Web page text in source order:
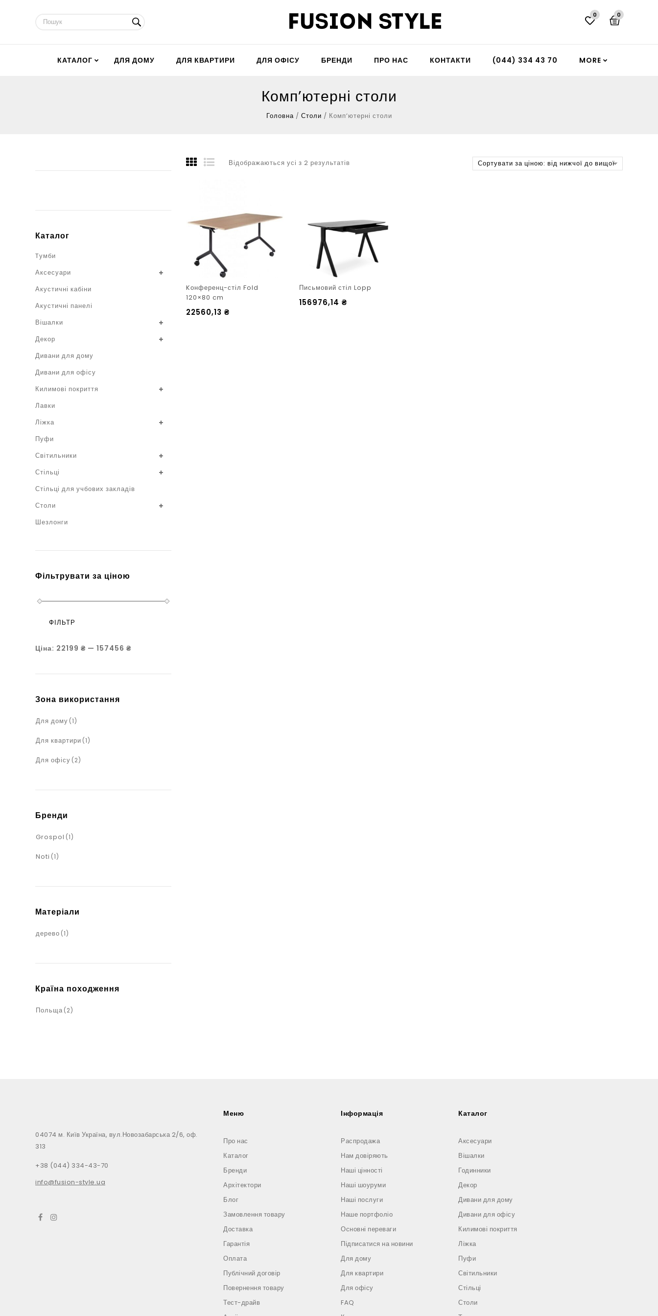
0 0
КАТАЛОГ ДЛЯ ДОМУ ДЛЯ КВАРТИРИ ДЛЯ ОФІСУ БРЕНДИ ПРО НАС КОНТАКТИ (044) 334 43 70 MORE
Комп’ютерні столи
Головна/ Столи / Комп’ютерні столи
Відображаються усі з 2 результатів Сортувати за ціною: від нижчої до вищої
Kонференц-стіл Fold
120×80 cm
22560,13 ₴
Письмовий стіл Lopp
156976,14 ₴
Каталог
Tумби
Аксесуари
Акустичні кабіни
Акустичні панелі
Вішалки
Декор
Дивани для дому
Дивани для офісу
Килимові покриття
Лавки
Ліжка
Пуфи
Світильники
Стільці
Стільці для учбових закладів
Столи
Шезлонги
Фільтрувати за ціною
ФІЛЬТР
Ціна: 22199 ₴ — 157456 ₴
Зона використання
Для дому (1)
Для квартири (1)
Для офісу (2)
Бренди
Grospol (1)
Noti (1)
Матеріали
дерево (1)
Країна походження
Польща(2)
04074 м. Київ Україна, вул.Новозабарська 2/6, оф.
313
+38 (044) 334-43-70
info@fusion-style.ua
Меню
Про нас
Каталог
Бренди
Архітектори
Блог
Замовлення товару
Доставка
Гарантія
Оплата
Публічний договір
Повернення товару
Тест-драйв
Інформація
Распродажа
Нам довіряють
Наші цінності
Наші шоуруми
Наші послуги
Наше портфоліо
Основні переваги
Підписатися на новини
Для дому
Для квартири
Для офісу
FAQ
Каталог
Аксесуари
Вішалки
Годинники
Декор
Дивани для дому
Дивани для офісу
Килимові покриття
Ліжка
Пуфи
Світильники
Стільці
Столи